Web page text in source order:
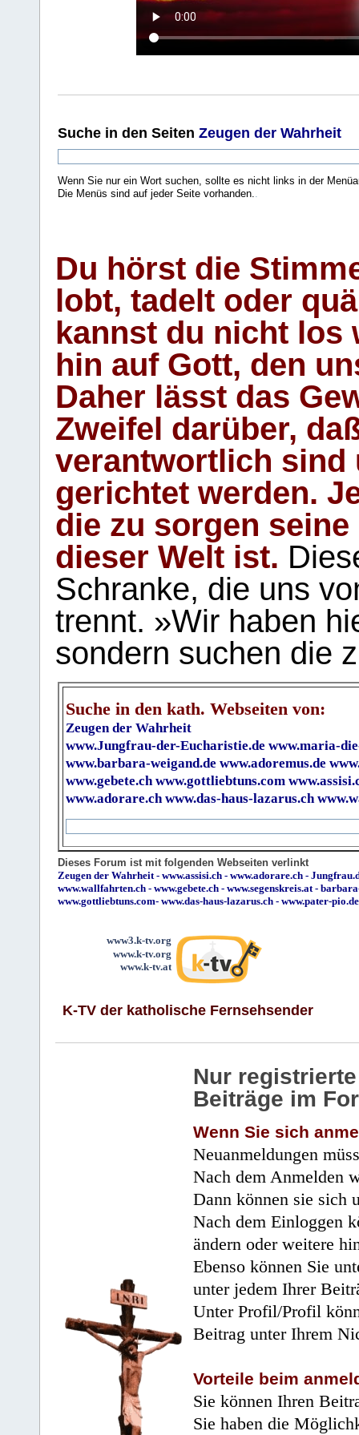
Suche in den Seiten Zeugen der Wahrheit
Wenn Sie nur ein Wort suchen, sollte es nicht links in der
Die Menüs sind auf jeder Seite vorhanden..
Du hörst die
lobt, tadelt oder
kannst du nicht los
hin auf Gott, den
Daher lässt das
Zweifel darüber,
verantwortlich sind
gerichtet werden.
die zu sorgen
dieser Welt ist.
Schranke, die uns
trennt. »Wir haben
sondern suchen die
Suche in den kath. Webseiten von:
Zeugen der Wahrheit
www.Jungfrau-der-Eucharistie.de www.maria-
www.barbara-weigand.de www.adoremus.de
www.gebete.ch www.gottliebtuns.com
www.adorare.ch www.das-haus-lazarus.ch
Dieses Forum ist mit folgenden Webseiten verlinkt
Zeugen der Wahrheit- www.assisi.ch - www.adorare.ch -
www.wallfahrten.ch - www.gebete.ch - www.segenskreis.at-
www.gottliebtuns.com- www.das-haus-lazarus.ch - www.pater-pio.de
www3.k-tv.org
www.k-tv.org
www.k-tv.at
K-TV der katholische Fernsehsender
Nur
Beiträge im
Wenn Sie sich
Neuanmeldungen
Nach dem Anmelden
Dann können sie sich
Nach dem Einloggen
ändern oder weitere
Ebenso können Sie
unter jedem Ihrer
Unter Profil/Profil
Beitrag unter Ihrem
Vorteile beim
Sie können Ihren
Sie haben die